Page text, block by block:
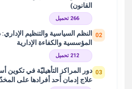
القانون)
266 تحميل
02
النظم السياسية والتنظيم
المؤسسية والكفاءة الإدارية
212 تحميل
03 دور المراكز التأهيليّة في
علاج إدمان أحد أفرادها على